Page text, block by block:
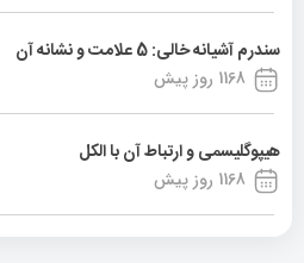
سندرم آشیانه خالی: 5 علامت و نشانه آن
1168 روز پیش
هیپوگلیسمی و ارتباط آن با الکل
1168 روز پیش